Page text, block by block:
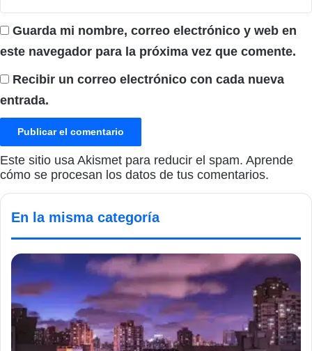
Guarda mi nombre, correo electrónico y web en
este navegador para la próxima vez que comente.
Recibir un correo electrónico con cada nueva
entrada.
Este sitio usa Akismet para reducir el spam. Aprende
cómo se procesan los datos de tus comentarios.
En la misma categoría